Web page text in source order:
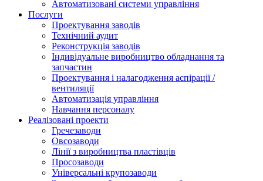
Автоматизовані системи управління
Послуги
Проектування заводів
Технічний аудит
Реконструкція заводів
Індивідуальне виробництво обладнання та
запчастин
Проектування і налагодження аспірації /
вентиляції
Автоматизація управління
Навчання персоналу
Реалізовані проекти
Гречезаводи
Овсозаводи
Лінії з виробництва пластівців
Просозаводи
Універсальні крупозаводи